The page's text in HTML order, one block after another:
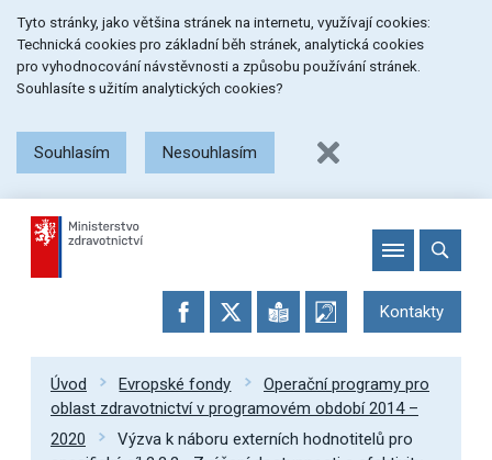
na
menu
na
obsah
na
patičku
stránky
Tyto stránky, jako většina stránek na internetu, využívají cookies:
Technická cookies pro základní běh stránek, analytická cookies
pro vyhodnocování návstěvnosti a způsobu používání stránek.
Souhlasíte s užitím analytických cookies?
Souhlasím Nesouhlasím
Kontakty
Úvod Evropské fondy
Operační programy pro
oblast zdravotnictví v programovém období 2014 –
2020
Výzva k náboru externích hodnotitelů pro